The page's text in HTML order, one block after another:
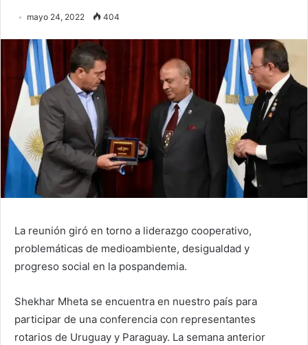
mayo 24, 2022 404
La reunión giró en torno a liderazgo cooperativo,
problemáticas de medioambiente, desigualdad y
progreso social en la pospandemia.
Shekhar Mheta se encuentra en nuestro país para
participar de una conferencia con representantes
rotarios de Uruguay y Paraguay. La semana anterior